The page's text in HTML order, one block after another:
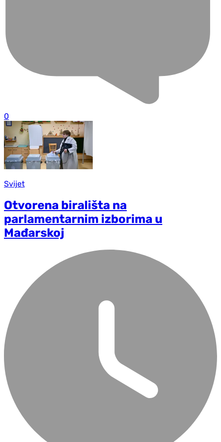
0
Svijet
Otvorena birališta na
parlamentarnim izborima u
Mađarskoj